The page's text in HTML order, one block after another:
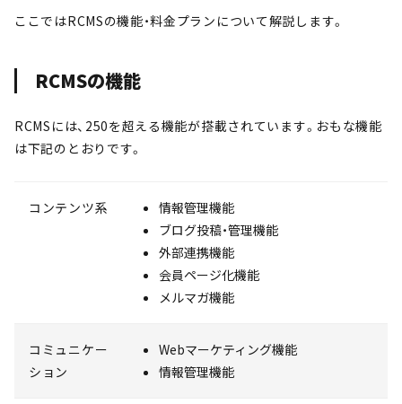
ここではRCMSの機能・料金プランについて解説します。
RCMSの機能
RCMSには、250を超える機能が搭載されています。おもな機能
は下記のとおりです。
コンテンツ系
情報管理機能
ブログ投稿・管理機能
外部連携機能
会員ページ化機能
メルマガ機能
コミュニケー
ション
Webマーケティング機能
情報管理機能